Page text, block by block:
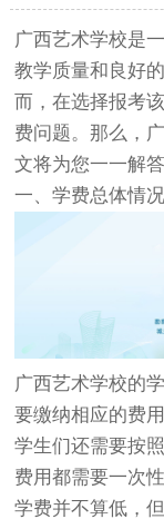
广西艺术学校是
教学质量和良好
而，在选择报考
费问题。那么，
文将为您一一解答
一、学费总体情况
广西艺术学校的
要缴纳相应的费
学生们还需要按
费用都需要一次
学费并不算低，